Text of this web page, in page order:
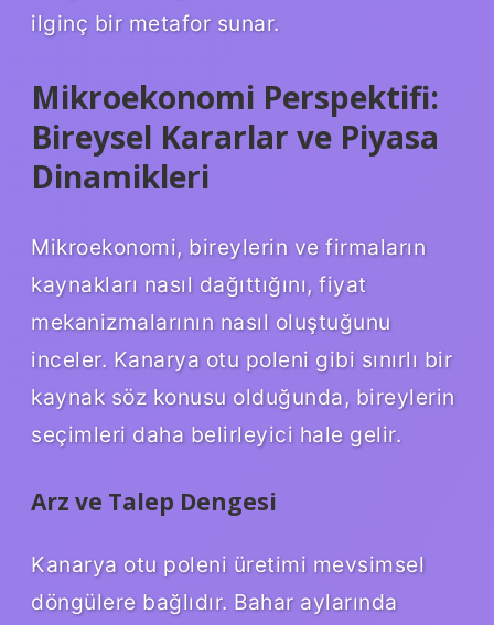
ilginç bir metafor sunar.
Mikroekonomi Perspektifi:
Bireysel Kararlar ve Piyasa
Dinamikleri
Mikroekonomi, bireylerin ve firmaların
kaynakları nasıl dağıttığını, fiyat
mekanizmalarının nasıl oluştuğunu
inceler. Kanarya otu poleni gibi sınırlı bir
kaynak söz konusu olduğunda, bireylerin
seçimleri daha belirleyici hale gelir.
Arz ve Talep Dengesi
Kanarya otu poleni üretimi mevsimsel
döngülere bağlıdır. Bahar aylarında